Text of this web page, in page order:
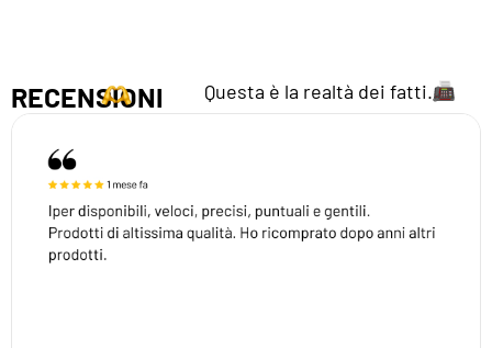
RECENSIONI Questa è la realtà dei fatti.